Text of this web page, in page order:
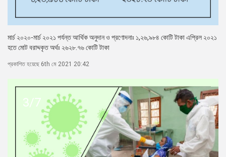
মার্চ ২০২০-মার্চ ২০২১ পর্যন্ত আর্থিক অনুদান ও প্রণোদনাঃ ১,২৬,৯৮৪ কোটি টাকা এপ্রিল ২০২১
হতে মোট বরাদ্দকৃত অর্থঃ ২৬২৮.৭৬ কোটি টাকা
প্রকাশিত হয়েছে 6th মে 2021 20:42
3/7